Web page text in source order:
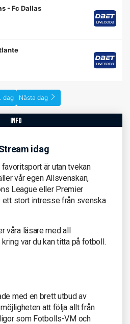
-Fc Dallas
dag Nästa dag
info
idag
är utan tvekan
vår egen Allsvenskan,
League eller Premier
ett stort intresse från svenska
våra läsare med all
var du kan titta på fotboll.
med en brett utbud av
att följa allt från
som Fotbolls-VM och